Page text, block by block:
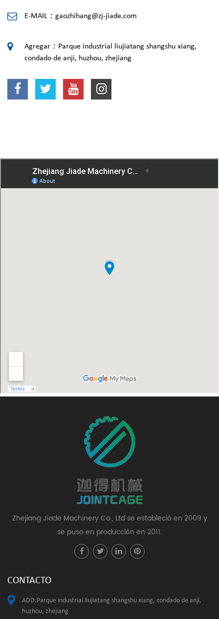
E-MAIL： gaozhihang@zj-jiade.com
Agregar：Parque industrial liujiatang shangshu xiang,
condado de anji, huzhou, zhejiang
Zhejiang Jiade Machinery Co., Ltd se estableció en 2009 y
se puso en producción en 2011.
CONTACTO
ADD:Parque industrial liujiatang shangshu xiang, condado de anji,
huzhou, zhejiang